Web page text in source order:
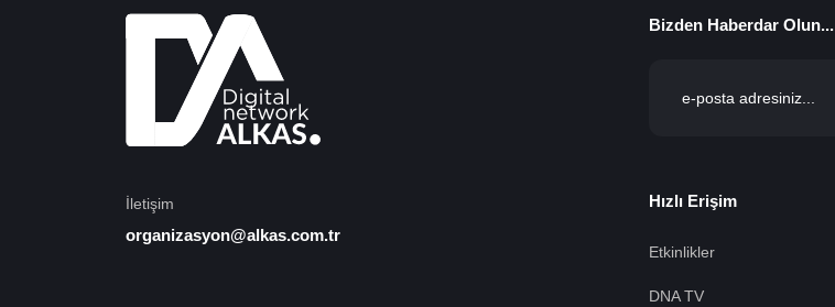
İletişim
organizasyon@alkas.com.tr
Bizden Haberdar Olun...
Hızlı Erişim
Etkinlikler
DNA TV